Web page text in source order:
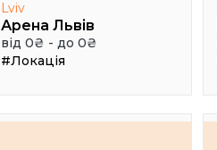
Lviv
Арена Львів
від 0₴ - до 0₴
#Локація